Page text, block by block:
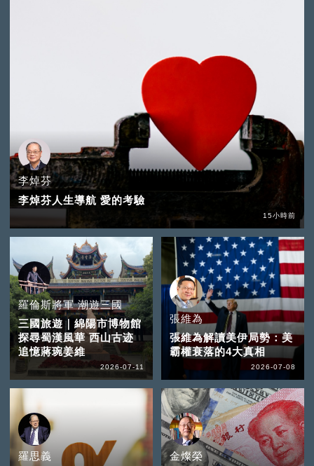
李焯芬
李焯芬人生導航 愛的考驗
15小時前
羅倫斯將軍 潮遊三國
三國旅遊｜綿陽市博物館
探尋蜀漢風華 西山古迹
追憶蔣琬姜維
2026-07-11
張維為
張維為解讀美伊局勢：美
霸權衰落的4大真相
2026-07-08
羅思義
金燦榮